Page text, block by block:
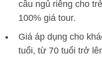
cầu ngủ riêng cho
100% giá tour.
Giá áp dụng cho
tuổi, từ 70 tuổi trở